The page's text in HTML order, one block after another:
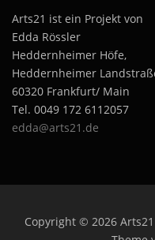
Arts21 ist ein Projekt von
Edda Rössler
Heddernheimer Höfe,
Heddernheimer
60320 Frankfurt/ Main
Tel. 0049 172 6112057
edda@arts21.de
Copyright © 2026